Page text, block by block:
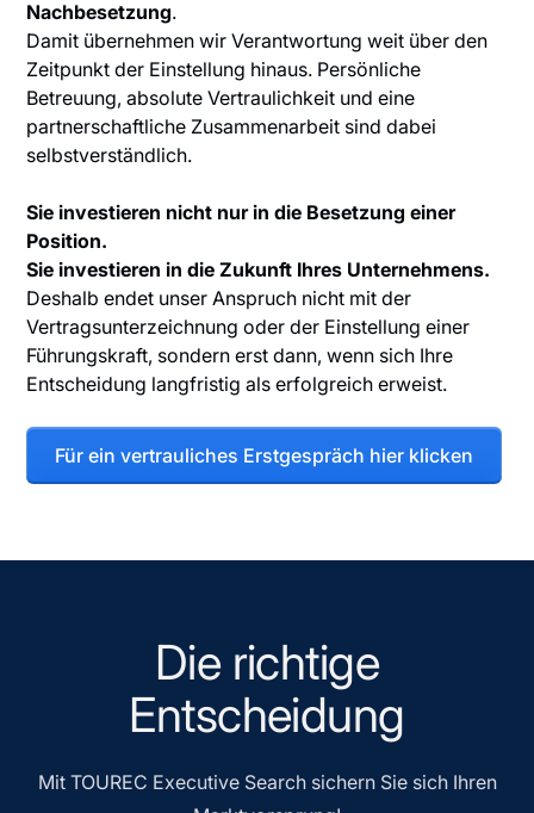
Nachbesetzung.
Damit übernehmen wir Verantwortung weit über den
Zeitpunkt der Einstellung hinaus. Persönliche
Betreuung, absolute Vertraulichkeit und eine
partnerschaftliche Zusammenarbeit sind dabei
selbstverständlich.
Sie investieren nicht nur in die Besetzung einer
Position.
Sie investieren in die Zukunft Ihres Unternehmens.
Deshalb endet unser Anspruch nicht mit der
Vertragsunterzeichnung oder der Einstellung einer
Führungskraft, sondern erst dann, wenn sich Ihre
Entscheidung langfristig als erfolgreich erweist.
Für ein vertrauliches Erstgespräch hier klicken
Die richtige
Entscheidung
Mit TOUREC Executive Search sichern Sie sich Ihren